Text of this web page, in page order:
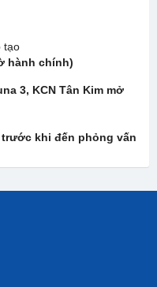
tạo
hành chính)
3, KCN Tân Kim mở
khi đến phỏng vấn